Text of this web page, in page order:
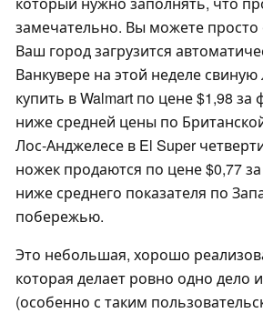
замечательно. Вы можете просто
Ваш город загрузится
Ванкувере на этой неделе
купить в Walmart по цене $1,98 за
ниже средней цены по
Лос-Анджелесе в El Super
ножек продаются по цене $0,77
ниже среднего показателя по
побережью.
Это небольшая, хорошо
которая делает ровно одно дело
(особенно с таким